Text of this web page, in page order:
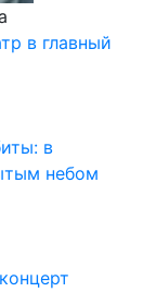
в главный
в
небом